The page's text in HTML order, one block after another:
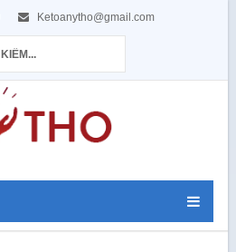
Ketoanytho@gmail.com